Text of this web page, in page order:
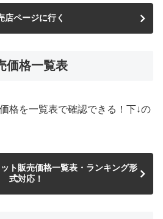
店ページに行く
価格一覧表
格を一覧表で確認できる！下↓の
ット販売価格一覧表・ランキング形
式対応！